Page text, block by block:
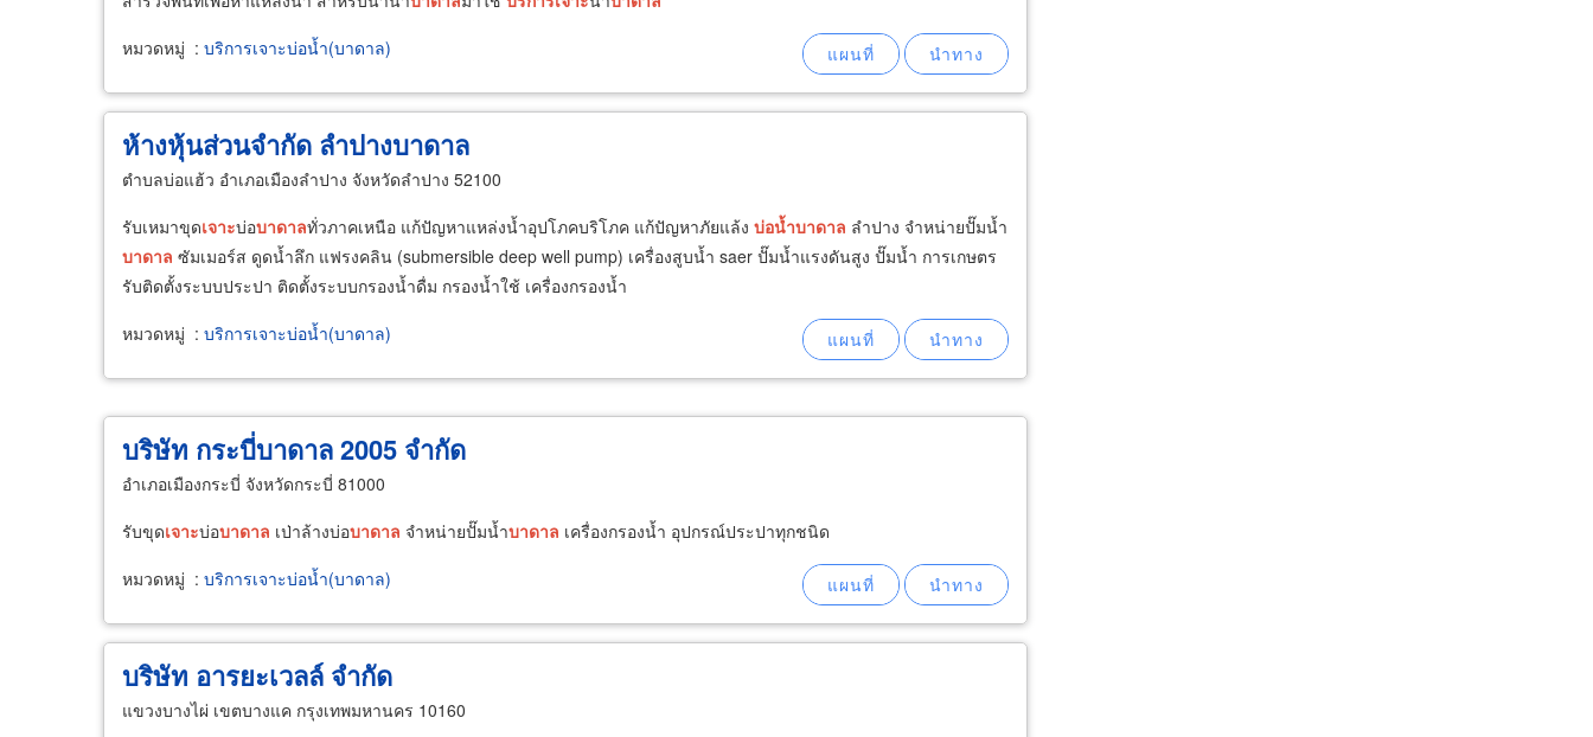
หมวดหมู่ : บริการเจาะบ่อน้ำ(บาดาล)
ห้างหุ้นส่วนจำกัด ลำปางบาดาล
ตำบลบ่อแฮ้ว อำเภอเมืองลำปาง จังหวัดลำปาง 52100
รับเหมาขุดเจาะบ่อบาดาลทั่วภาคเหนือ แก้ปัญหาแหล่งน้ำอุปโภคบริโภค แก้ปัญหาภัยแล้ง บ่อน้ำบาดาล ลำปาง จำหน่ายปั๊มน้ำ
บาดาล ซัมเมอร์ส ดูดน้ำลึก แฟรงคลิน (submersible deep well pump) เครื่องสูบน้ำ saer ปั๊มน้ำแรงดันสูง ปั๊มน้ำ การเกษตร
รับติดตั้งระบบประปา ติดตั้งระบบกรองน้ำดื่ม กรองน้ำใช้ เครื่องกรองน้ำ
หมวดหมู่ : บริการเจาะบ่อน้ำ(บาดาล)
บริษัท กระบี่บาดาล 2005 จำกัด
อำเภอเมืองกระบี่ จังหวัดกระบี่ 81000
รับขุดเจาะบ่อบาดาล เป่าล้างบ่อบาดาล จำหน่ายปั๊มน้ำบาดาล เครื่องกรองน้ำ อุปกรณ์ประปาทุกชนิด
หมวดหมู่ : บริการเจาะบ่อน้ำ(บาดาล)
บริษัท อารยะเวลล์ จำกัด
แขวงบางไผ่ เขตบางแค กรุงเทพมหานคร 10160